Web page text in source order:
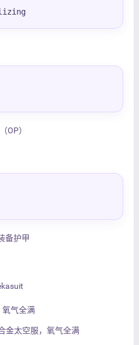
OP）
备护甲
氧气全满
金太空服，氧气全满